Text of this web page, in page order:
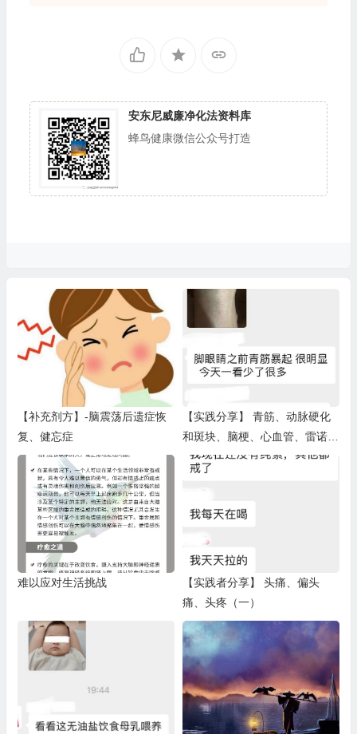
安东尼威廉净化法资料库
蜂鸟健康微信公众号打造
【补充剂方】-脑震荡后遗症恢
复、健忘症
【实践分享】 青筋、动脉硬化
和斑块、脑梗、心血管、雷诺、
体位心动过速、带状疱疹（一）
难以应对生活挑战
【实践者分享】 头痛、偏头
痛、头疼（一）